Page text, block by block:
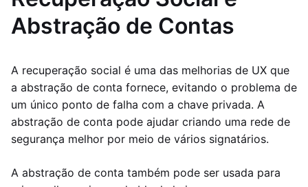
Abstração de Contas
A recuperação social é uma das melhorias de UX que
a abstração de conta fornece, evitando o problema de
um único ponto de falha com a chave privada. A
abstração de conta pode ajudar criando uma rede de
segurança melhor por meio de vários signatários.
A abstração de conta também pode ser usada para